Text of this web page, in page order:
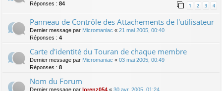
Réponses : 84 1 2 3 4
Panneau de Contrôle des Attachements de l'utilisateur
Dernier message par Micromaniac « 21 mai 2005, 00:40
Réponses : 4
Carte d'identité du Touran de chaque membre
Dernier message par Micromaniac « 03 mai 2005, 00:49
Réponses : 8
Nom du Forum
Dernier message par lorenz054 « 30 avr. 2005, 01:24